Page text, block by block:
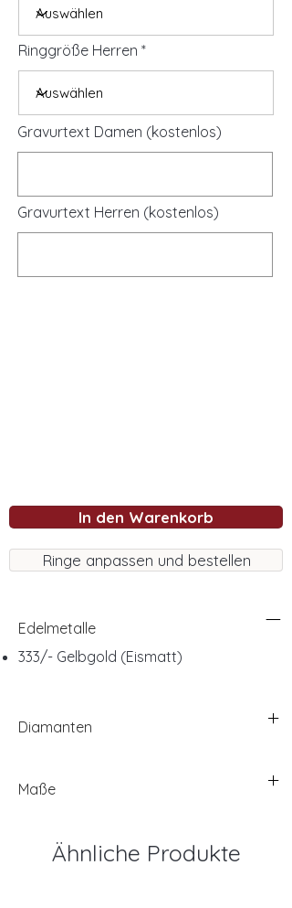
Ringgröße Herren
Gravurtext Damen (kostenlos)
Gravurtext Herren (kostenlos)
In den Warenkorb
Ringe anpassen und bestellen
Edelmetalle
333/- Gelbgold (Eismatt)
Diamanten
Maße
Ähnliche Produkte